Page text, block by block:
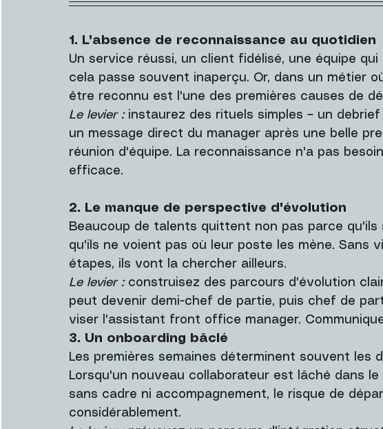
1. L'absence de reconnaissance au quotidien
Un service réussi, un client fidélisé, une équipe
cela passe souvent inaperçu. Or, dans un métier
être reconnu est l'une des premières causes de
Le levier : instaurez des rituels simples – un
un message direct du manager après une belle
réunion d'équipe. La reconnaissance n'a pas
efficace.
2. Le manque de perspective d'évolution
Beaucoup de talents quittent non pas parce qu'ils
qu'ils ne voient pas où leur poste les mène. Sans
étapes, ils vont la chercher ailleurs.
Le levier : construisez des parcours d'évolution
peut devenir demi-chef de partie, puis chef de
viser l'assistant front office manager.
3. Un onboarding bâclé
Les premières semaines déterminent souvent les
Lorsqu'un nouveau collaborateur est lâché dans
sans cadre ni accompagnement, le risque de
considérablement.